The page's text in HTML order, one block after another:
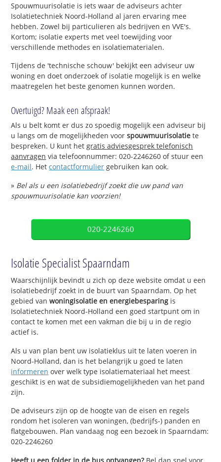
Spouwmuurisolatie is iets waar de adviseurs achter
Isolatietechniek Noord-Holland al jaren ervaring mee
hebben. Zowel bij particulieren als bedrijven en VVE's.
Kortom; isolatie experts met veel toewijding voor
verschillende methodes en isolatiematerialen.
Tijdens de 'technische schouw' bekijkt een adviseur uw
woning en doet onderzoek of isolatie mogelijk is en welke
maatregelen het beste genomen kunnen worden.
Overtuigd? Maak een afspraak!
Als u belt komt er dus zo spoedig mogelijk een adviseur bij
u langs om de mogelijkheden voorspouwmuurisolatie te
bespreken. U kunt hetgratis adviesgesprek telefonisch
aanvragen via telefoonnummer: 020-2246260 of stuur een
e-mail. Hetcontactformulier gebruiken kan ook.
» Bel als u een isolatiebedrijf zoekt die uw pand van
spouwmuurisolatie kan voorzien!
020-2246260
Isolatie Specialist Spaarndam
Waarschijnlijk bevindt u zich op deze website omdat u een
isolatiebedrijf zoekt in de buurt van Spaarndam. Op het
gebied vanwoningisolatie en energiebesparing is
Isolatietechniek Noord-Holland een goed startpunt om in
contact te komen met een vakman die bij u in de regio
actief is.
Als u van plan bent uw isolatieklus uit te laten voeren in
Noord-Holland, dan is het belangrijk u goed te laten
informeren over welk type isolatiemateriaal het meest
geschikt is en wat de subsidiemogelijkheden van het pand
zijn.
De adviseurs zijn op de hoogte van de eisen en regels
rondom het isoleren van woningen, (bedrijfs-) panden en
flatgebouwen. Plan vandaag nog een bezoek in Spaarndam:
020-2246260